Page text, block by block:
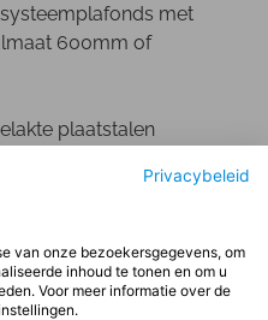
Privacybeleid
van onze bezoekersgegevens, om
inhoud te tonen en om u
Voor meer informatie over de
met
600mm of
plaatstalen
reflector met witte
aluminium frame.